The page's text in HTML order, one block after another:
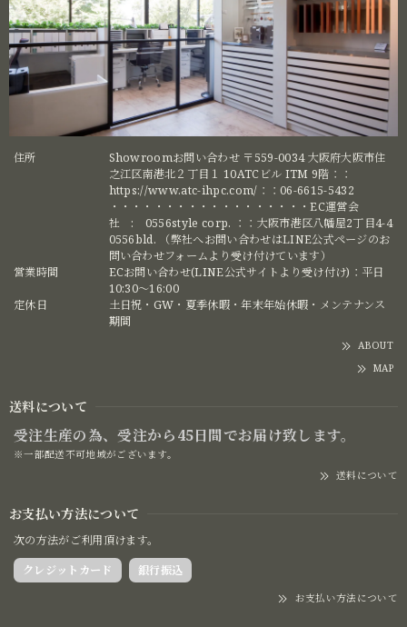
住所
Showroomお問い合わせ 〒559-0034 大阪府大阪市住
之江区南港北２丁目１ 10ATCビル ITM 9階：：
https://www.atc-ihpc.com/：：06-6615-5432
・・・・・・・・・・・・・・・・・・EC運営会
社 : 0556style corp. ：：大阪市港区八幡屋2丁目4-4
0556bld. （弊社へお問い合わせはLINE公式ページのお
問い合わせフォームより受け付けています）
営業時間
ECお問い合わせ(LINE公式サイトより受け付け)：平日
10:30〜16:00
定休日
土日祝・GW・夏季休暇・年末年始休暇・メンテナンス
期間
ABOUT
MAP
送料について
受注生産の為、受注から45日間でお届け致します。
※一部配送不可地域がございます。
送料について
お支払い方法について
次の方法がご利用頂けます。
クレジットカード
銀行振込
お支払い方法について